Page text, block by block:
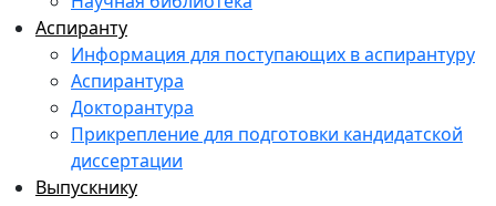
Аспиранту
Информация для поступающих в аспирантуру
Аспирантура
Докторантура
Прикрепление для подготовки кандидатской
диссертации
Выпускнику